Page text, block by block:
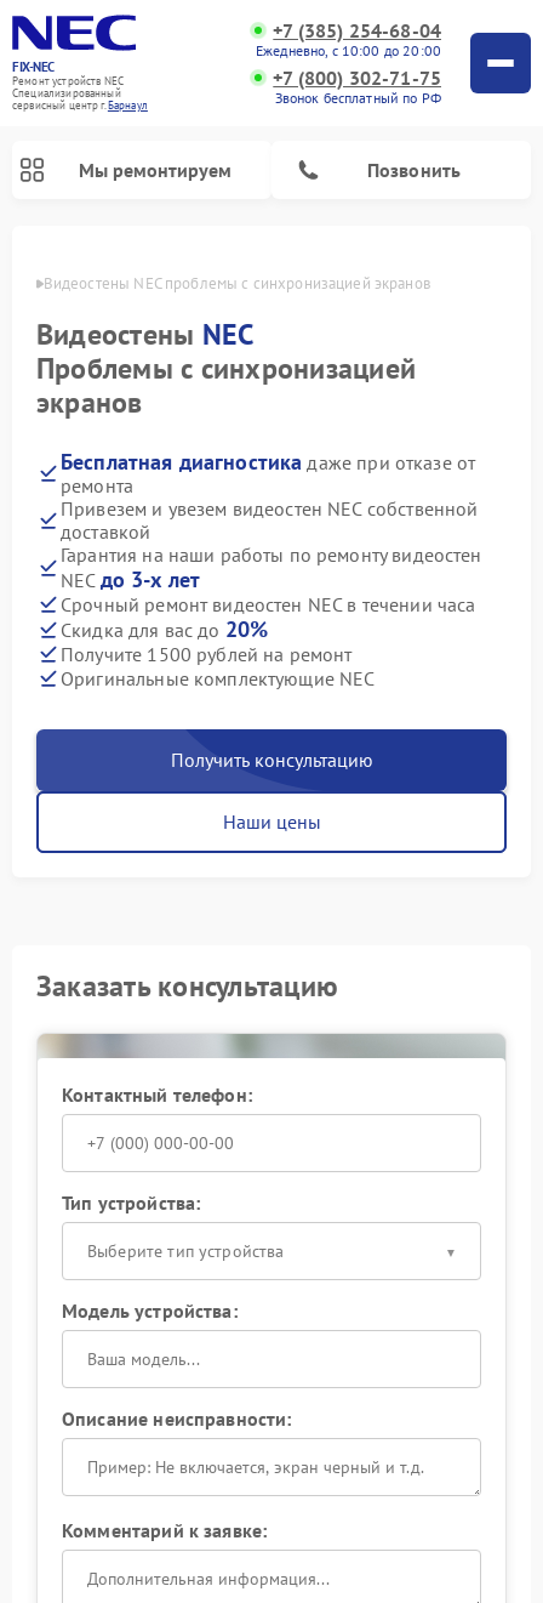
FIX-NEC
Ремонт устройств NEC
Специализированный
cервисный центр г.Барнаул
+7 (385) 254-68-04
Ежедневно, с 10:00 до 20:00
+7 (800) 302-71-75
Звонок бесплатный по РФ
Мы ремонтируем Позвонить
Видеостены NEC проблемы с синхронизацией экранов
Видеостены NEC
Проблемы с синхронизацией
экранов
Бесплатная диагностика даже при отказе от
ремонта
Привезем и увезем видеостен NEC собственной
доставкой
Гарантия на наши работы по ремонту видеостен
NEC до 3-х лет
Срочный ремонт видеостен NEC в течении часа
Скидка для вас до 20%
Получите 1500 рублей на ремонт
Оригинальные комплектующие NEC
Получить консультацию
Наши цены
Заказать консультацию
Контактный телефон:
Тип устройства:
Выберите тип устройства
Модель устройства:
Описание неисправности:
Комментарий к заявке: